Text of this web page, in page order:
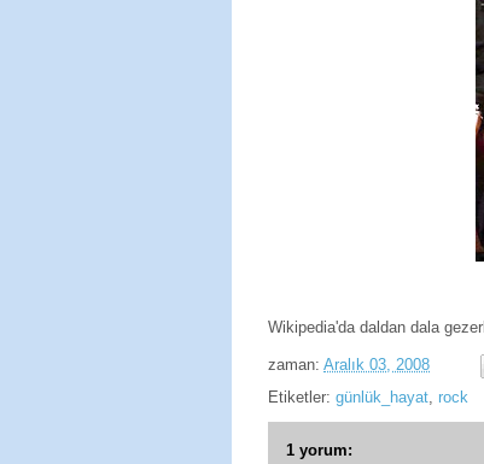
Wikipedia'da daldan dala
zaman: Aralık 03, 2008
Etiketler: günlük_hayat, rock
1 yorum: